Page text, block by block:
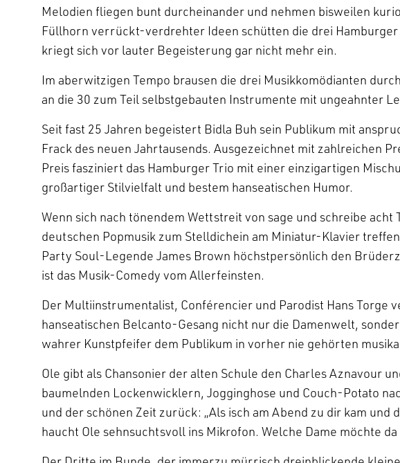
Melodien fliegen bunt durcheinander und nehmen bisweilen
Füllhorn verrückt-verdrehter Ideen schütten die drei Hamburger
kriegt sich vor lauter Begeisterung gar nicht mehr ein.
Im aberwitzigen Tempo brausen die drei Musikkomödianten
an die 30 zum Teil selbstgebauten Instrumente mit ungeahnter
Seit fast 25 Jahren begeistert Bidla Buh sein Publikum mit
Frack des neuen Jahrtausends. Ausgezeichnet mit zahlreichen
Preis fasziniert das Hamburger Trio mit einer einzigartigen
großartiger Stilvielfalt und bestem hanseatischen Humor.
Wenn sich nach tönendem Wettstreit von sage und schreibe acht
deutschen Popmusik zum Stelldichein am Miniatur-Klavier
Party Soul-Legende James Brown höchstpersönlich den
ist das Musik-Comedy vom Allerfeinsten.
Der Multiinstrumentalist, Conférencier und Parodist Hans Torge
hanseatischen Belcanto-Gesang nicht nur die Damenwelt,
wahrer Kunstpfeifer dem Publikum in vorher nie gehörten
Ole gibt als Chansonier der alten Schule den Charles Aznavour
baumelnden Lockenwicklern, Jogginghose und Couch-Potato
und der schönen Zeit zurück: „Als isch am Abend zu dir kam und
haucht Ole sehnsuchtsvoll ins Mikrofon. Welche Dame möchte